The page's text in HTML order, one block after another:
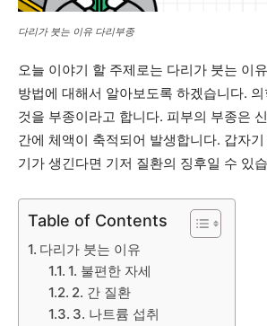
다리가 붓는 이유 다리부종
오늘 이야기 할 주제로는 다리가 붓는 이
방법에 대해서 알아보도록 하겠습니다.
것을 부종이라고 합니다. 피부의 부종은
간에 체액이 축적되어 발생합니다. 갑자
기가 생긴다면 기저 질환의 징후일 수 있
Table of Contents
다리가 붓는 이유
1. 불편한 자세
2. 간 질환
3. 나트륨 섭취